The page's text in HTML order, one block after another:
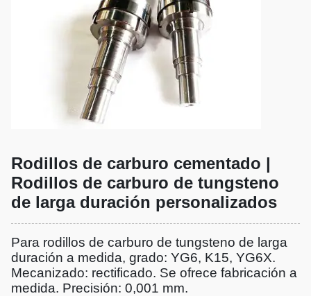
Rodillos de carburo cementado |
Rodillos de carburo de tungsteno
de larga duración personalizados
Para rodillos de carburo de tungsteno de larga
duración a medida, grado: YG6, K15, YG6X.
Mecanizado: rectificado. Se ofrece fabricación a
medida. Precisión: 0,001 mm.